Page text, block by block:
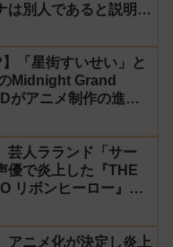
は別人であると説明し
】「星街すいせい」と
Midnight Grand
がアニメ制作の進行
芸人ラランド「サー
優で炎上した『THE
リボンヒーロー』に
でび・でびる」が出
アニメ化が決定し炎上